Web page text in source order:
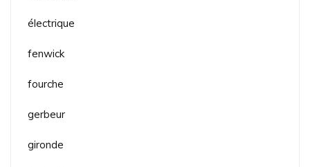
électrique
fenwick
fourche
gerbeur
gironde